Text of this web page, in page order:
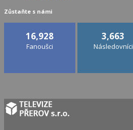
Zůstaňte s námi
16,928
Fanoušci
3,663
Následovníci